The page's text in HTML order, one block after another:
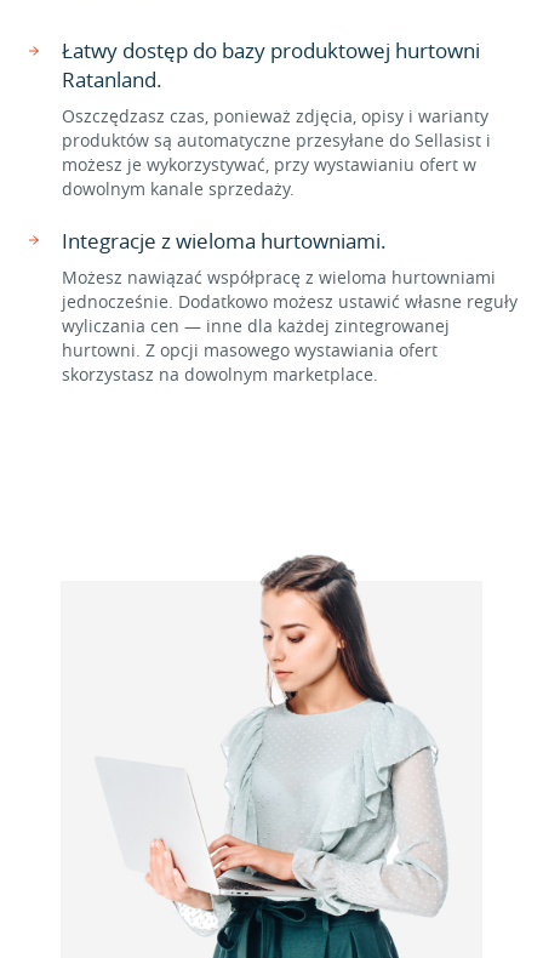
Łatwy dostęp do bazy produktowej hurtowni
Ratanland.
Oszczędzasz czas, ponieważ zdjęcia, opisy i warianty
produktów są automatyczne przesyłane do Sellasist i
możesz je wykorzystywać, przy wystawianiu ofert w
dowolnym kanale sprzedaży.
Integracje z wieloma hurtowniami.
Możesz nawiązać współpracę z wieloma hurtowniami
jednocześnie. Dodatkowo możesz ustawić własne reguły
wyliczania cen — inne dla każdej zintegrowanej
hurtowni. Z opcji masowego wystawiania ofert
skorzystasz na dowolnym marketplace.